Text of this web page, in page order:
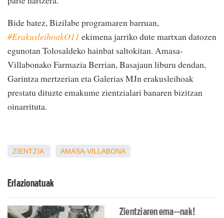
Bide batez, Bizilabe programaren barruan,
#ErakusleihoakO11 ekimena jarriko dute martxan datozen
egunotan Tolosaldeko hainbat saltokitan. Amasa-
Villabonako Farmazia Berrian, Basajaun liburu dendan,
Garintza mertzerian eta Galerias MJn erakusleihoak
prestatu dituzte emakume zientzialari banaren bizitzan
oinarrituta.
ZIENTZIA AMASA-VILLABONA
Erlazionatuak
Zientziaren ema--nak!